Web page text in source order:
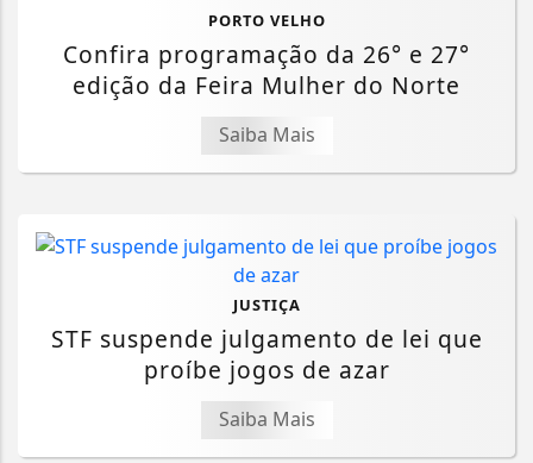
PORTO VELHO
Confira programação da 26° e 27°
edição da Feira Mulher do Norte
Saiba Mais
JUSTIÇA
STF suspende julgamento de lei que
proíbe jogos de azar
Saiba Mais